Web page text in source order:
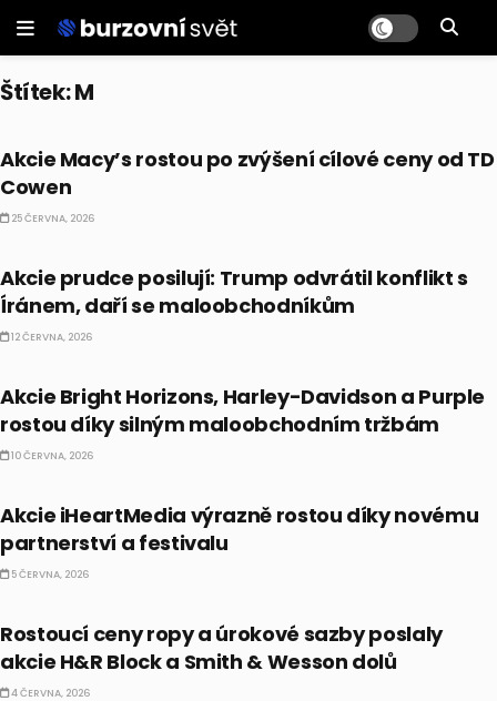
Štítek:M
Akcie Macy’s rostou po zvýšení cílové ceny od TD
Cowen
25 ČERVNA, 2026
Akcie prudce posilují: Trump odvrátil konflikt s
Íránem, daří se maloobchodníkům
12 ČERVNA, 2026
Akcie Bright Horizons, Harley-Davidson a Purple
rostou díky silným maloobchodním tržbám
10 ČERVNA, 2026
Akcie iHeartMedia výrazně rostou díky novému
partnerství a festivalu
5 ČERVNA, 2026
Rostoucí ceny ropy a úrokové sazby poslaly
akcie H&R Block a Smith & Wesson dolů
4 ČERVNA, 2026